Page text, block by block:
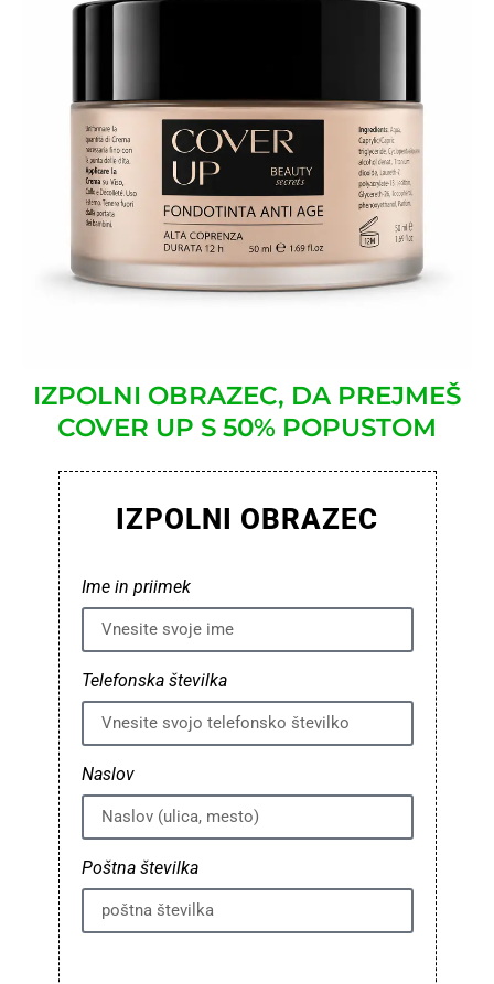
IZPOLNI OBRAZEC, DA PREJMEŠ
COVER UP S 50% POPUSTOM
IZPOLNI OBRAZEC
Ime in priimek
Telefonska številka
Naslov
Poštna številka